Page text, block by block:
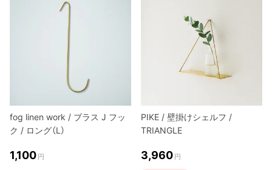
fog linen work / ブラス J フッ
ク / ロング（L）
1,100 円
PIKE / 壁掛けシェルフ /
TRIANGLE
3,960 円